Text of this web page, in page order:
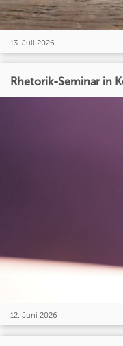
13. Juli 2026
Rhetorik-Seminar in
12. Juni 2026